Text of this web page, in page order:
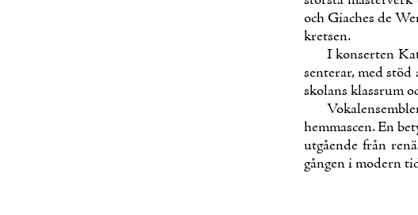
och Giac­hes de
kret­sen.
I kon­ser­ten
sen­te­rar, med
sko­lans klass­rum
hem­mascen. En
utgåen­de från
gån­gen i mo­dern